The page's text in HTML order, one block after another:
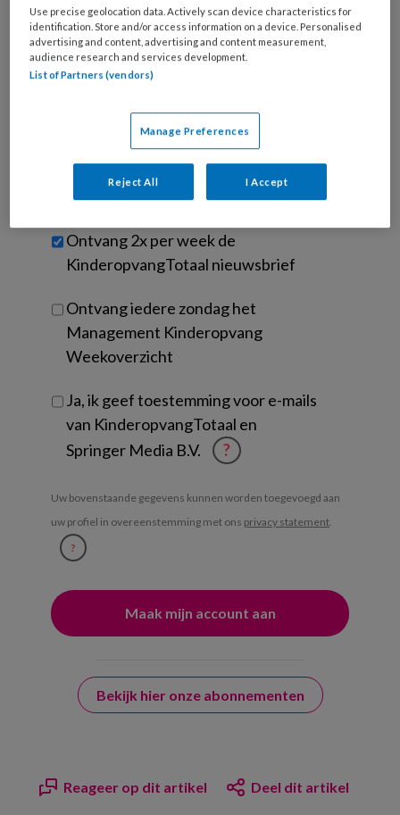
e-
mailadres?
* *
Kies
je
wachtwoord* *
organisatie
werk
je?
Untitled
Ontvang 2x per week de
KinderopvangTotaal nieuwsbrief
Ontvang iedere zondag het
Management Kinderopvang
Weekoverzicht
Ja, ik geef toestemming voor e-mails
van KinderopvangTotaal en
Springer Media B.V.
?
Uw bovenstaande gegevens kunnen worden toegevoegd aan
uw profiel in overeenstemming met ons privacy statement.
?
Bekijk hier onze abonnementen
Reageer op dit artikel Deel dit artikel
Use precise geolocation data. Actively scan device characteristics for
identification. Store and/or access information on a device. Personalised
advertising and content, advertising and content measurement,
audience research and services development.
List of Partners (vendors)
Manage Preferences
Reject All I Accept